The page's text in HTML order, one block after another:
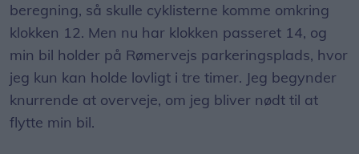
beregning, så skulle cyklisterne komme omkring
klokken 12. Men nu har klokken passeret 14, og
min bil holder på Rømervejs parkeringsplads, hvor
jeg kun kan holde lovligt i tre timer. Jeg begynder
knurrende at overveje, om jeg bliver nødt til at
flytte min bil.